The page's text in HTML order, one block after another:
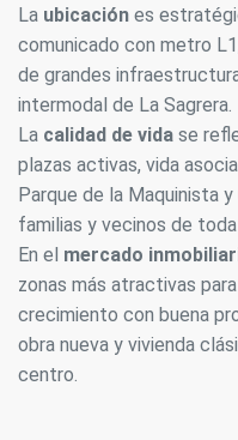
La ubicación es
comunicado con metro
de grandes
intermodal de La Sagrera.
La calidad de vida se
plazas activas, vida
Parque de la Maquinista
familias y vecinos de toda
En el mercado
zonas más atractivas
crecimiento con buena
obra nueva y vivienda
centro.